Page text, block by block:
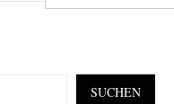
SUCHEN